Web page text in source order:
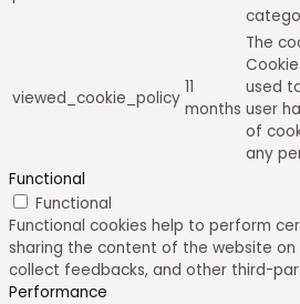
viewed_cookie_policy
11
months
The
used
user
of
any
Functional
Functional
Functional cookies help to perform
sharing the content of the website
collect feedbacks, and other third-
Performance